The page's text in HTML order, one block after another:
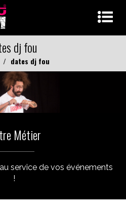
dj fou
dates dj fou
Métier
service de vos événements
!